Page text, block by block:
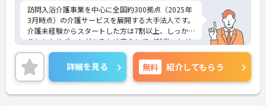
訪問入浴介護事業を中心に全国約300拠点（2025年
3月時点）の介護サービスを展開する大手法人です。
介護未経験からスタートした方は7割以上、しっか
りとしたサポートがあるため安心してご就業いただ
けます。お風呂に入れなくて困っている方に、手を
差し伸べてあげられるとてもやりがいのあるお仕事
です。ご興味ある方には、面接対策ポイントなど、
さらに詳細をお話しいたしますのでお気軽にご相談
ください！
詳細を見る 無料 紹介してもらう